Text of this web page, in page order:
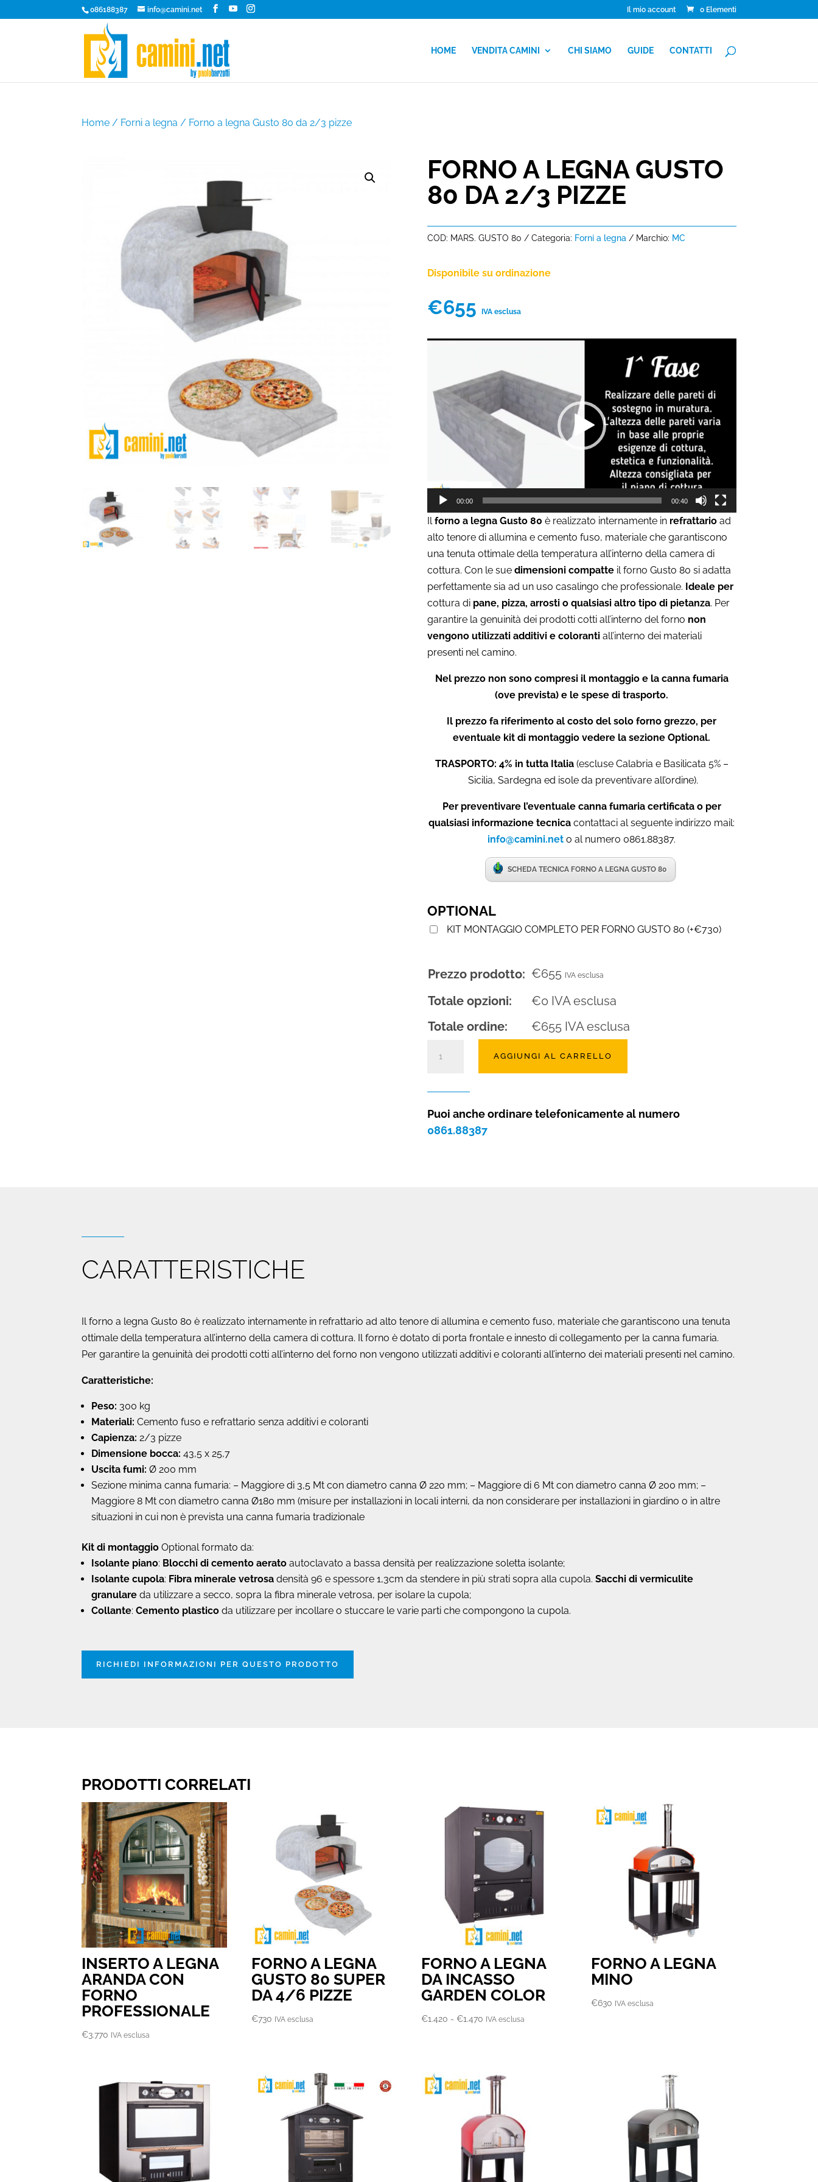
086188387 info@camini.net Il mio account 0 Elementi
HOME VENDITA CAMINI CHI SIAMO GUIDE CONTATTI
Home / Forni a legna / Forno a legna Gusto 80 da 2/3 pizze
FORNO A LEGNA GUSTO
80 DA 2/3 PIZZE
COD: MARS. GUSTO 80 Categoria: Forni a legna Marchio: MC
Disponibile su ordinazione
€655 IVA esclusa
00:00 00:40
Il forno a legna Gusto 80 è realizzato internamente in refrattarioad
alto tenore di allumina e cemento fuso, materiale che garantiscono
una tenuta ottimale della temperatura all’interno della camera di
cottura. Con le sue dimensioni compatteil forno Gusto 80 si adatta
perfettamente sia ad un uso casalingo che professionale. Ideale per
cottura di pane, pizza, arrosti o qualsiasi altro tipo di pietanza. Per
garantire la genuinità dei prodotti cotti all’interno del forno non
vengono utilizzati additivi e colorantiall’interno dei materiali
presenti nel camino.
Nel prezzo non sono compresi il montaggio e la canna fumaria
(ove prevista) e le spese di trasporto.
Il prezzo fa riferimento al costo del solo forno grezzo, per
eventuale kit di montaggio vedere la sezione Optional.
TRASPORTO: 4% in tutta Italia (escluse Calabria e Basilicata 5% –
Sicilia, Sardegna ed isole da preventivare all’ordine).
Per preventivare l’eventuale canna fumaria certificata o per
qualsiasi informazione tecnica contattaci al seguente indirizzo mail:
info@camini.net o al numero 0861.88387.
SCHEDA TECNICA FORNO A LEGNA GUSTO 80
OPTIONAL
KIT MONTAGGIO COMPLETO PER FORNO GUSTO 80 (+€730)
Prezzo prodotto: €655 IVA esclusa
Totale opzioni: €0 IVA esclusa
Totale ordine:
€655IVA esclusa
80
da
AGGIUNGI AL CARRELLO
Puoi anche ordinare telefonicamente al numero
0861.88387
CARATTERISTICHE
Il forno a legna Gusto 80 è realizzato internamente in refrattario ad alto tenore di allumina e cemento fuso, materiale che garantiscono una tenuta
ottimale della temperatura all’interno della camera di cottura. Il forno è dotato di porta frontale e innesto di collegamento per la canna fumaria.
Per garantire la genuinità dei prodotti cotti all’interno del forno non vengono utilizzati additivi e coloranti all’interno dei materiali presenti nel camino.
Caratteristiche:
Peso: 300 kg
Materiali: Cemento fuso e refrattario senza additivi e coloranti
Capienza: 2/3 pizze
Dimensione bocca: 43,5 x 25,7
Uscita fumi: Ø 200 mm
Sezione minima canna fumaria: – Maggiore di 3,5 Mt con diametro canna Ø 220 mm; – Maggiore di 6 Mt con diametro canna Ø 200 mm; –
Maggiore 8 Mt con diametro canna Ø180 mm (misure per installazioni in locali interni, da non considerare per installazioni in giardino o in altre
situazioni in cui non è prevista una canna fumaria tradizionale
Kit di montaggio Optional formato da:
Isolante piano: Blocchi di cemento aerato autoclavato a bassa densità per realizzazione soletta isolante;
Isolante cupola: Fibra minerale vetrosa densità 96 e spessore 1,3cm da stendere in più strati sopra alla cupola.Sacchi di vermiculite
granulare da utilizzare a secco, sopra la fibra minerale vetrosa, per isolare la cupola;
Collante:Cemento plastico da utilizzare per incollare o stuccare le varie parti che compongono la cupola.
RICHIEDI INFORMAZIONI PER QUESTO PRODOTTO
PRODOTTI CORRELATI
INSERTO A LEGNA
ARANDA CON
FORNO
PROFESSIONALE
€3.770 IVA esclusa
FORNO A LEGNA
GUSTO 80 SUPER
DA 4/6 PIZZE
€730 IVA esclusa
FORNO A LEGNA
DA INCASSO
GARDEN COLOR
€1.420 - €1.470 Fascia
€1.420
€1.470
IVA esclusa
FORNO A LEGNA
MINO
€630 IVA esclusa